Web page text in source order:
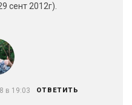
сент 2012г).
в 19:03 ОТВЕТИТЬ